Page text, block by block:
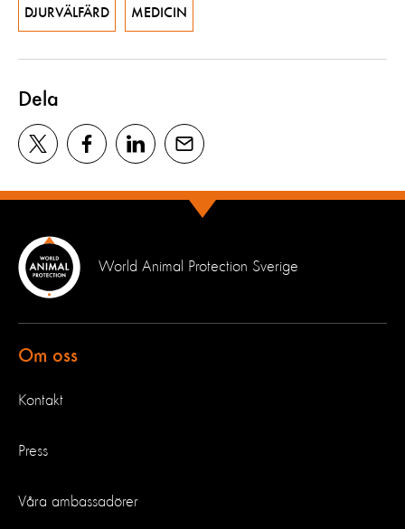
DJURVÄLFÄRD MEDICIN
Dela
World Animal Protection Sverige
Om oss
Kontakt
Press
Våra ambassadörer